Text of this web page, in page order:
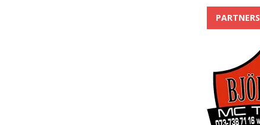
PARTNERS